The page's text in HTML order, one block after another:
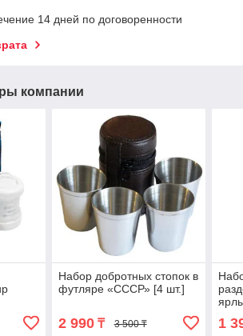
14 дней по договоренности
компании
Набор добротных стопок в
футляре «СССР» [4 шт.]
2 990₸ 3 500 ₸ 1